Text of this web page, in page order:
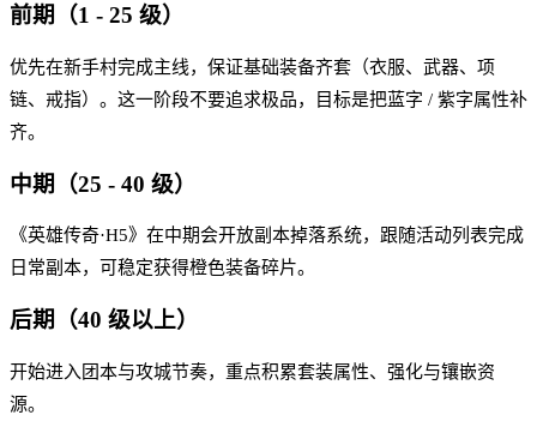
前期（1 - 25 级）
优先在新手村完成主线，保证基础装备齐套（衣服、武器、项
链、戒指）。这一阶段不要追求极品，目标是把蓝字 / 紫字属性补
齐。
中期（25 - 40 级）
《英雄传奇·H5》在中期会开放副本掉落系统，跟随活动列表完成
日常副本，可稳定获得橙色装备碎片。
后期（40 级以上）
开始进入团本与攻城节奏，重点积累套装属性、强化与镶嵌资
源。